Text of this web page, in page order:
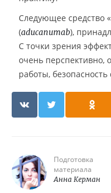
Следующее средство
(aducanumab),
С точки зрения
очень перспективно,
работы,
Подготовка
материала
Анна Керман